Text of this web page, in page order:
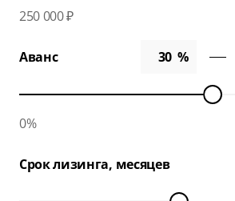
250 000 ₽
Аванс
0%
Срок лизинга, месяцев